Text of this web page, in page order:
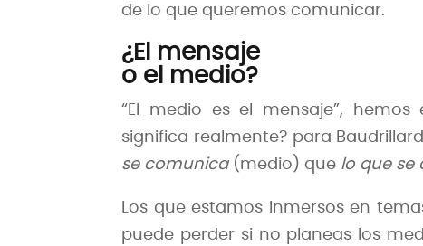
de lo que queremos comunicar.
¿El mensaje
o el medio?
“El medio es el mensaje”,
significa realmente? para
se comunica(medio) que lo que se
Los que estamos inmersos en
puede perder si no planeas los